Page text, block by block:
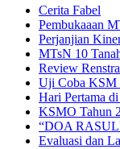
Cerita Fabel
Pembukaaan
Perjanjian
MTsN 10
Review
Uji Coba KSM
Hari Pertama
KSMO Tahun
“DOA
Evaluasi dan